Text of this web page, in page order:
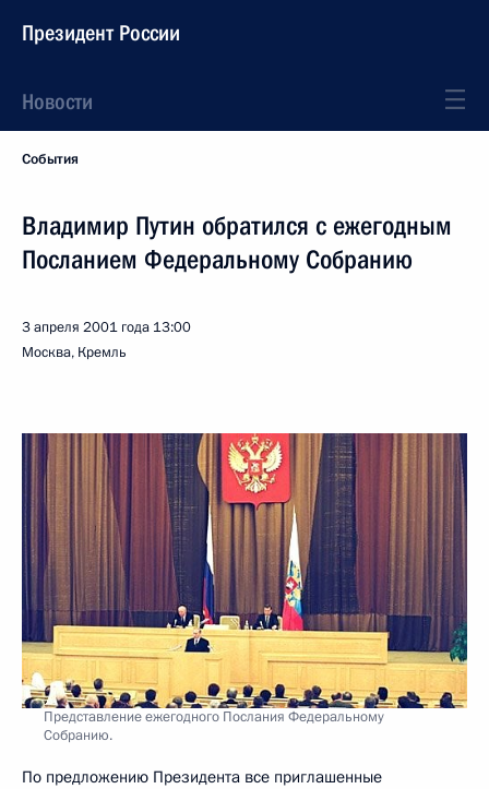
Президент России
Новости
События
Владимир Путин обратился с ежегодным
Посланием Федеральному Собранию
3 апреля 2001 года 13:00
Москва, Кремль
Представление ежегодного Послания Федеральному
Собранию.
По предложению Президента все приглашенные